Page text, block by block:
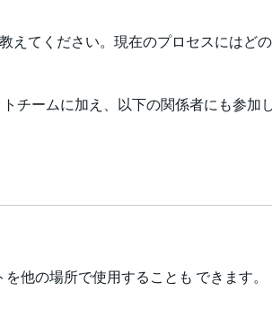
えてください。現在のプロセスにはど
チームに加え、以下の関係者にも参加
他の場所で使用することも できます。